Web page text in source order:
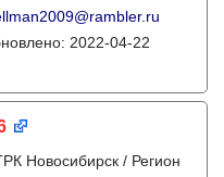
2022-04-22
Новосибирск / Регион